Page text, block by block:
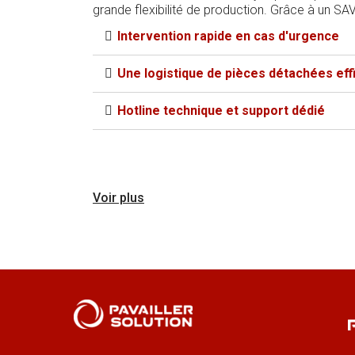
grande flexibilité de production. Grâce à un
Intervention rapide en cas d'urgence​
Une logistique de pièces détachées
Hotline technique et support dédié
Pourquoi Pavailler est
Des innovations
Systèmes d'économie d’énergie
Voir plus